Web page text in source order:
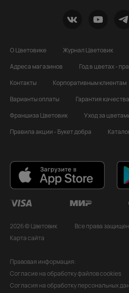
О Цветовике Журнал Цветовик
Адреса магазинов
Год в цветах -
Контакты
Корпоративным клиентам
Варианты оплаты
Гарантия качества
Франшиза Цветовик
Уход за
Правила акции - Букет добра
2026 © Цветовик
Все права
Карта сайта
Правовая информация:
Согласие на обработку файлов cookies
Согласия на обработку персональных